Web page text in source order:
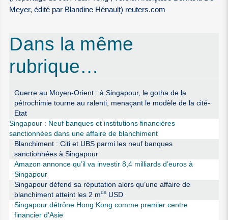
Meyer, édité par Blandine Hénault) reuters.com
Dans la même
rubrique…
Guerre au Moyen-Orient : à Singapour, le gotha de la
pétrochimie tourne au ralenti, menaçant le modèle de la cité-
Etat
Singapour : Neuf banques et institutions financières
sanctionnées dans une affaire de blanchiment
Blanchiment : Citi et UBS parmi les neuf banques
sanctionnées à Singapour
Amazon annonce qu’il va investir 8,4 milliards d’euros à
Singapour
Singapour défend sa réputation alors qu’une affaire de
blanchiment atteint les 2 mdsUSD
Singapour détrône Hong Kong comme premier centre
financier d’Asie